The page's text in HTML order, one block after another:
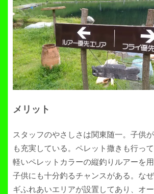
メリット
スタッフのやさしさは関東随一。子供
も充実している。ペレット撒きも行って
軽いペレットカラーの縦釣りルアーを
子供にも十分釣るチャンスがある。な
ギふれあいエリアが設置してあり、オ